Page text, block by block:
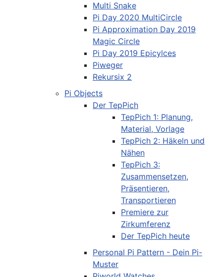
Multi Snake
Pi Day 2020 MultiCircle
Pi Approximation Day 2019
Magic Circle
Pi Day 2019 Epicylces
Piweger
Rekursix 2
Pi Objects
Der TepPich
TepPich 1: Planung,
Material, Vorlage
TepPich 2: Häkeln und
Nähen
TepPich 3:
Zusammensetzen,
Präsentieren,
Transportieren
Premiere zur
Zirkumferenz
Der TepPich heute
Personal Pi Pattern - Dein Pi-
Muster